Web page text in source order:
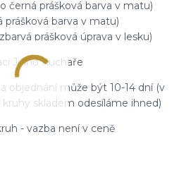
černá prášková barva v matu)
prášková barva v matu)
prášková úprava v lesku)
Jiřího Kuchaře
objednání může být 10-14 dní (v
skladem odesíláme ihned)
- vazba není v ceně